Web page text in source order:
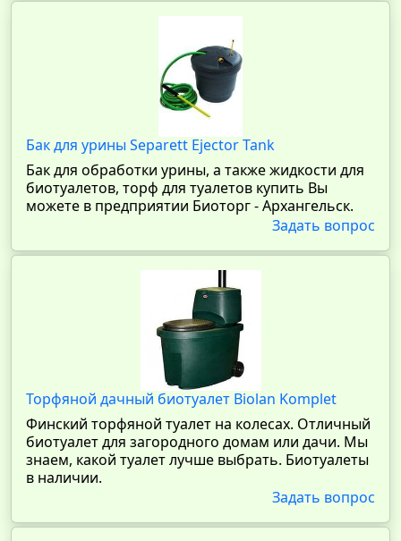
Бак для урины Separett Ejector Tank
Бак для обработки урины, а также жидкости для
биотуалетов, торф для туалетов купить Вы
можете в предприятии Биоторг - Архангельск.
Задать вопрос
Торфяной дачный биотуалет Biolan Komplet
Финский торфяной туалет на колесах. Отличный
биотуалет для загородного домам или дачи. Мы
знаем, какой туалет лучше выбрать. Биотуалеты
в наличии.
Задать вопрос